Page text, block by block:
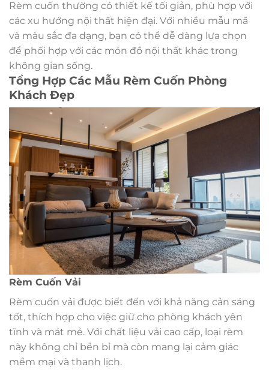
Rèm cuốn thường có thiết kế tối giản, phù hợp với
các xu hướng nội thất hiện đại. Với nhiều mẫu mã
và màu sắc đa dạng, bạn có thể dễ dàng lựa chọn
để phối hợp với các món đồ nội thất khác trong
không gian sống.
Tổng Hợp Các Mẫu Rèm Cuốn Phòng
Khách Đẹp
Rèm Cuốn Vải
Rèm cuốn vải được biết đến với khả năng cản sáng
tốt, thích hợp cho việc giữ cho phòng khách yên
tĩnh và mát mẻ. Với chất liệu vải cao cấp, loại rèm
này không chỉ bền bỉ mà còn mang lại cảm giác
mềm mại và thanh lịch.